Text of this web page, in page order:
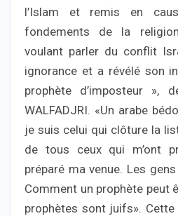
l’Islam et remis en
fondements de la
voulant parler du conflit
ignorance et a révélé son
prophète d’imposteur »,
WALFADJRI. «Un arabe
je suis celui qui clôture la
de tous ceux qui m’ont
préparé ma venue. Les
Comment un prophète peut
prophètes sont juifs».